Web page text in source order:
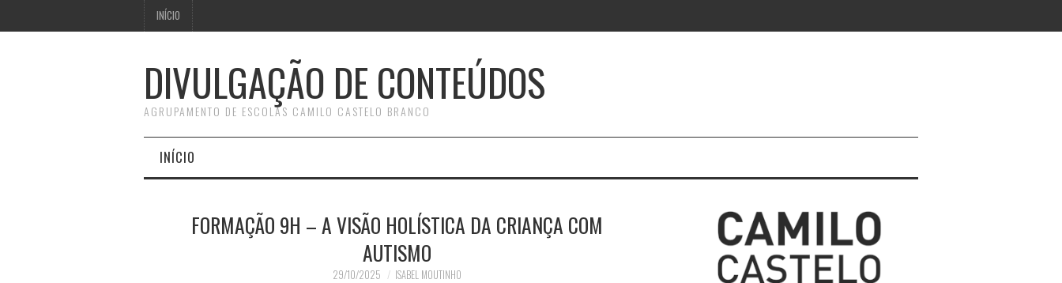
INÍCIO
DIVULGAÇÃO DE CONTEÚDOS
AGRUPAMENTO DE ESCOLAS CAMILO CASTELO BRANCO
INÍCIO
FORMAÇÃO 9H – A VISÃO HOLÍSTICA DA CRIANÇA COM
AUTISMO
29/10/2025 ISABEL MOUTINHO